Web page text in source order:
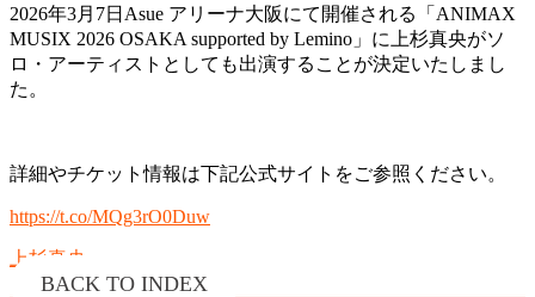
2026年3月7日Asue アリーナ大阪にて開催される「ANIMAX
MUSIX 2026 OSAKA supported by Lemino」に上杉真央がソ
ロ・アーティストとしても出演することが決定いたしまし
た。
詳細やチケット情報は下記公式サイトをご参照ください。
https://t.co/MQg3rO0Duw
上杉真央
BACK TO INDEX